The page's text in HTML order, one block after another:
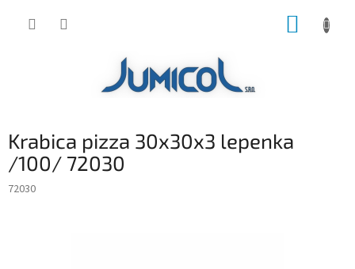
Krabica pizza 30x30x3 lepenka
/100/ 72030
72030